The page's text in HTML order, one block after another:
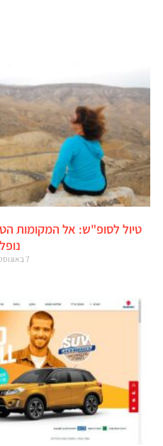
טיול לסופ"ש: אל המקומות
7 באוגוסט 2026